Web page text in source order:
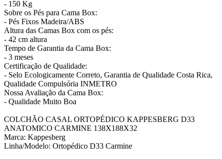
- 150 Kg
Sobre os Pés para Cama Box:
- Pés Fixos Madeira/ABS
Altura das Camas Box com os pés:
- 42 cm altura
Tempo de Garantia da Cama Box:
- 3 meses
Certificação de Qualidade:
- Selo Ecologicamente Correto, Garantia de Qualidade Costa Rica,
Qualidade Compulsória INMETRO
Nossa Avaliação da Cama Box:
- Qualidade Muito Boa
COLCHÃO CASAL ORTOPÉDICO KAPPESBERG D33
ANATOMICO CARMINE 138X188X32
Marca: Kappesberg
Linha/Modelo: Ortopédico D33 Carmine